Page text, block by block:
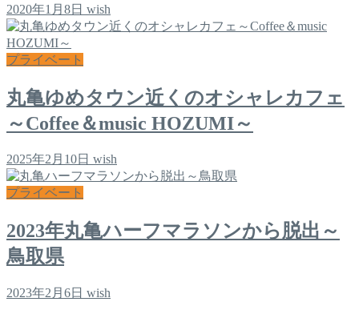
2020年1月8日 wish
プライベート
丸亀ゆめタウン近くのオシャレカフェ
～Coffee＆music HOZUMI～
2025年2月10日 wish
プライベート
2023年丸亀ハーフマラソンから脱出～
鳥取県
2023年2月6日 wish